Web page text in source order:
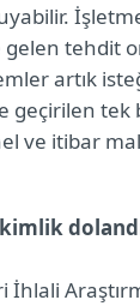
gelen tehdit
artık
geçirilen tek
ve itibar
İhlali